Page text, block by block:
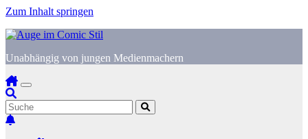
Zum Inhalt springen
Unabhängig von jungen Medienmachern